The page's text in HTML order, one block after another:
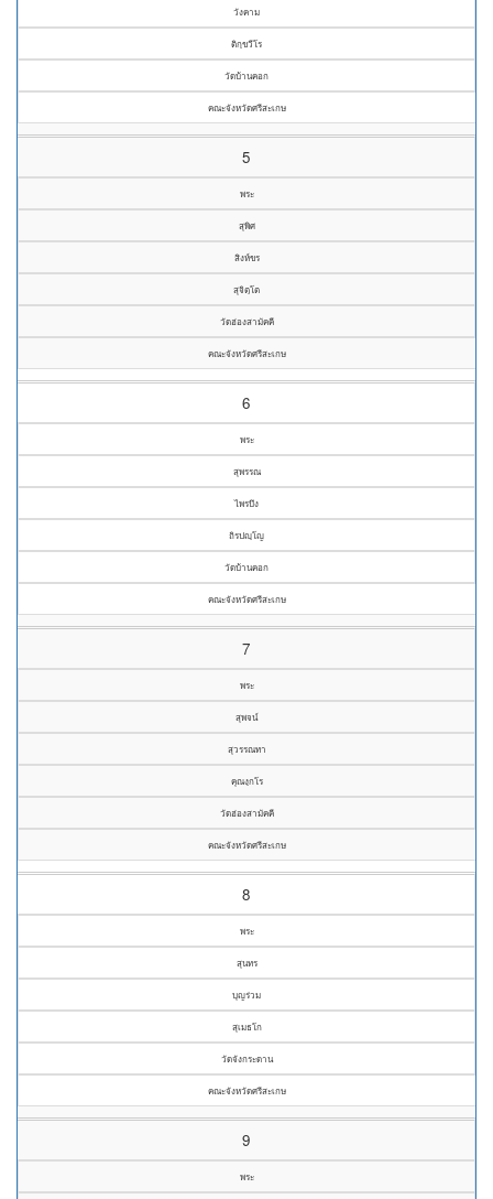
วังคาม
ติกฺขวีโร
วัดบ้านคอก
คณะจังหวัดศรีสะเกษ
5
พระ
สุพิศ
สิงห์ขร
สุจิตฺโต
วัดฮ่องสามัคคี
คณะจังหวัดศรีสะเกษ
6
พระ
สุพรรณ
ไพรบึง
ถิรปญฺโญ
วัดบ้านคอก
คณะจังหวัดศรีสะเกษ
7
พระ
สุพจน์
สุวรรณทา
คุณงฺกโร
วัดฮ่องสามัคคี
คณะจังหวัดศรีสะเกษ
8
พระ
สุนทร
บุญร่วม
สุเมธโก
วัดจังกระดาน
คณะจังหวัดศรีสะเกษ
9
พระ